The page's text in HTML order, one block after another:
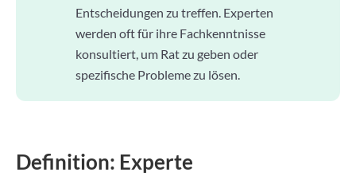
Entscheidungen zu treffen. Experten
werden oft für ihre Fachkenntnisse
konsultiert, um Rat zu geben oder
spezifische Probleme zu lösen.
Definition: Experte